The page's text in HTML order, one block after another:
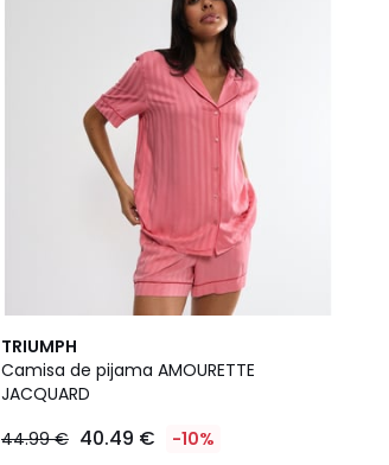
TRIUMPH
Camisa de pijama AMOURETTE
JACQUARD
44.99 € 40.49 € -10%